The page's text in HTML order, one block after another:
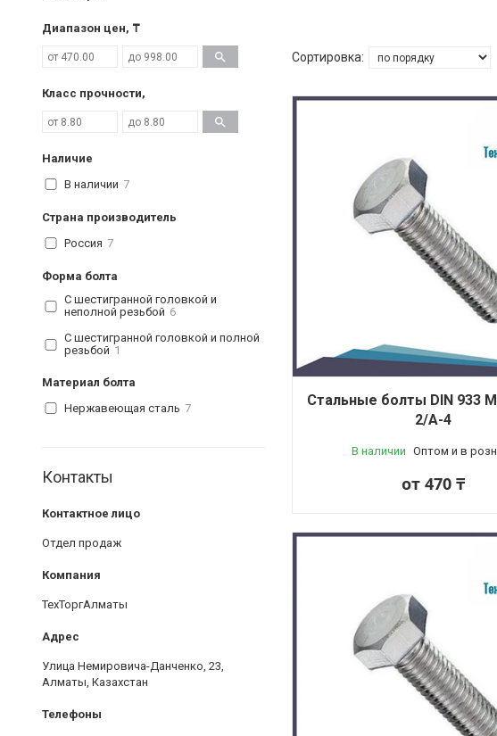
Стальные болты DIN 933
2/A-4
В наличии Оптом и в
от 470 ₸
Диапазон цен, ₸
Класс прочности,
Наличие
В наличии 7
Страна производитель
Россия 7
Форма болта
С шестигранной головкой и
неполной резьбой 6
С шестигранной головкой и полной
резьбой 1
Материал болта
Нержавеющая сталь 7
Контакты
Отдел продаж
ТехТоргАлматы
Улица Немировича-Данченко, 23,
Алматы, Казахстан